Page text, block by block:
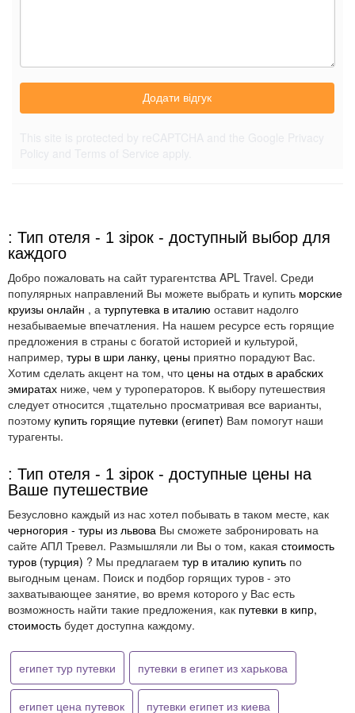
Додати відгук
: Тип отеля - 1 зірок - доступный выбор для
каждого
Добро пожаловать на сайт турагентства APL Travel. Среди
популярных направлений Вы можете выбрать и купить морские
круизы онлайн , а турпутевка в италию оставит надолго
незабываемые впечатления. На нашем ресурсе есть горящие
предложения в страны с богатой историей и культурой,
например, туры в шри ланку, цены приятно порадуют Вас.
Хотим сделать акцент на том, что цены на отдых в арабских
эмиратах ниже, чем у туроператоров. К выбору путешествия
следует относится ,тщательно просматривая все варианты,
поэтому купить горящие путевки (египет) Вам помогут наши
турагенты.
: Тип отеля - 1 зірок - доступные цены на
Ваше путешествие
Безусловно каждый из нас хотел побывать в таком месте, как
черногория - туры из львова Вы сможете забронировать на
сайте АПЛ Тревел. Размышляли ли Вы о том, какая стоимость
туров (турция) ? Мы предлагаем тур в италию купить по
выгодным ценам. Поиск и подбор горящих туров - это
захватывающее занятие, во время которого у Вас есть
возможность найти такие предложения, как путевки в кипр,
стоимость будет доступна каждому.
египет тур путевки путевки в египет из харькова
египет цена путевок путевки египет из киева